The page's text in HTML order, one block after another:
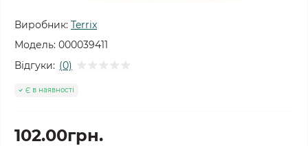
Виробник: Terrix
Модель: 000039411
Відгуки: (0)
Є в наявності
102.00грн.